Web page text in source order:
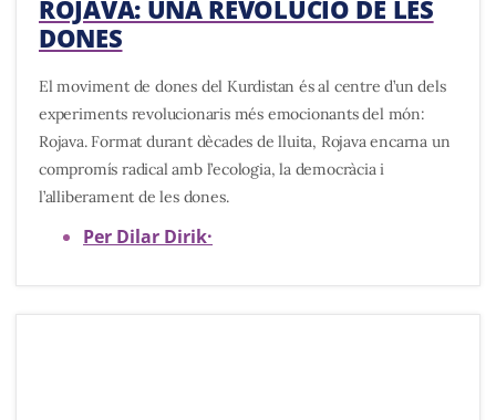
ROJAVA: UNA REVOLUCIÓ DE LES
DONES
El moviment de dones del Kurdistan és al centre d’un dels
experiments revolucionaris més emocionants del món:
Rojava. Format durant dècades de lluita, Rojava encarna un
compromís radical amb l’ecologia, la democràcia i
l’alliberament de les dones.
Per Dilar Dirik·